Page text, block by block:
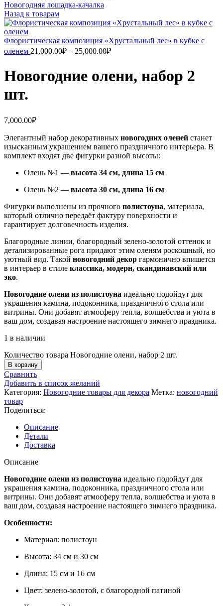
Новогодняя лошадка-качалка
Назад к товарам
Флористическая композиция «Хрустальный лес» в кубке с
оленем 21,000.00₽ – 25,000.00₽
Новогодние олени, набор 2
шт.
7,000.00₽
Элегантный набор декоративных новогодних оленей станет
изысканным украшением вашего праздничного интерьера. В
комплект входят две фигурки разной высоты:
Олень №1 — высота 34 см, длина 15 см
Олень №2 — высота 30 см, длина 16 см
Фигурки выполнены из прочного полистоуна, материала,
который отлично передаёт фактуру поверхности и
гарантирует долговечность изделия.
Благородные линии, благородный зелено-золотой оттенок и
детализированные рога придают этим оленям роскошный, но
уютный вид. Такой новогодний декор гармонично впишется
в интерьер в стиле классика, модерн, скандинавский или
эко.
Новогодние олени из полистоуна идеально подойдут для
украшения камина, подоконника, праздничного стола или
витрины. Они добавят атмосферу тепла, волшебства и уюта в
ваш дом, создавая настроение настоящего зимнего праздника.
1 в наличии
Количество товара Новогодние олени, набор 2 шт.
В корзину
Сравнить
Добавить в список желаний
Категория: Новогодние товары для декора Метка: новогодний
товар
Поделиться:
Описание
Детали
Доставка
Описание
Новогодние олени из полистоуна идеально подойдут для
украшения камина, подоконника, праздничного стола или
витрины. Они добавят атмосферу тепла, волшебства и уюта в
ваш дом, создавая настроение настоящего зимнего праздника.
Особенности:
Материал: полистоун
Высота: 34 см и 30 см
Длина: 15 см и 16 см
Цвет: зелено-золотой, с благородной патиной